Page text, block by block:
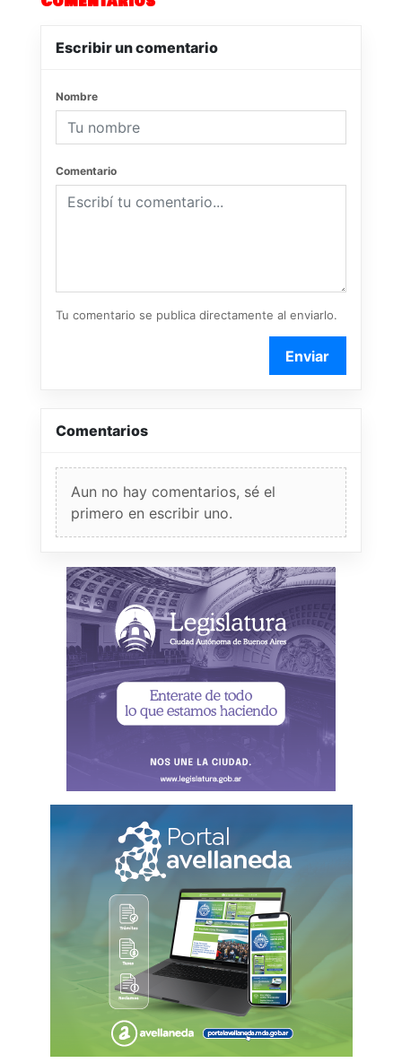
Escribir un comentario
Nombre
Comentario
Tu comentario se publica directamente al enviarlo.
Enviar
Comentarios
Aun no hay comentarios, sé el
primero en escribir uno.